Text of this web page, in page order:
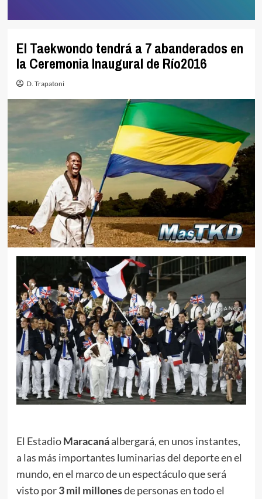
El Taekwondo tendrá a 7 abanderados en
la Ceremonia Inaugural de Río2016
D. Trapatoni
El EstadioMaracanáalbergará, en unos instantes,
a las más importantes luminarias del deporte en el
mundo, en el marco de un espectáculo que será
visto por3 mil millonesde personas en todo el